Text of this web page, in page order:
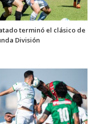
terminó el clásico de
División